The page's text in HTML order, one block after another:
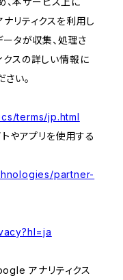
リティクスを利用し
タが収集、処理さ
スの詳しい情報に
い。
terms/jp.html
やアプリを使用する
partner-
アナリティクス